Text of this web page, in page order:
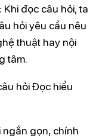
: Khi đọc câu hỏi, ta
hỏi yêu cầu nêu
thuật hay nội
tâm.
hỏi Đọc hiểu
ngắn gọn, chính